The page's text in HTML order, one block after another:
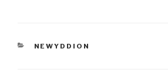
CATEGORÏAU
NEWYDDION